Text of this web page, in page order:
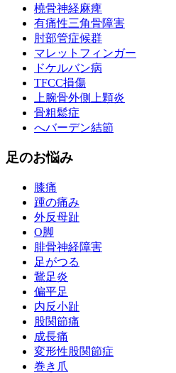
橈骨神経麻痺
有痛性三角骨障害
肘部管症候群
マレットフィンガー
ドケルバン病
TFCC損傷
上腕骨外側上顆炎
骨粗鬆症
へバーデン結節
足のお悩み
膝痛
踵の痛み
外反母趾
О脚
腓骨神経障害
足がつる
鵞足炎
偏平足
内反小趾
股関節痛
成長痛
変形性股関節症
巻き爪